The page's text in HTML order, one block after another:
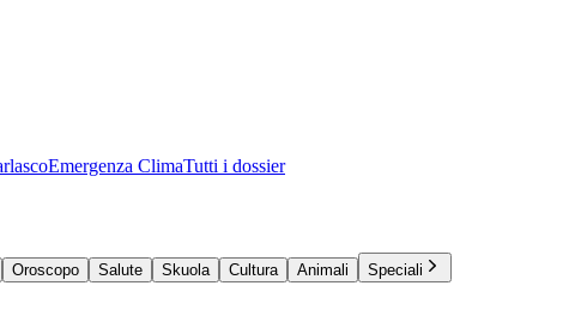
Emergenza ClimaTutti i dossier
Oroscopo Salute Skuola Cultura Animali
Speciali